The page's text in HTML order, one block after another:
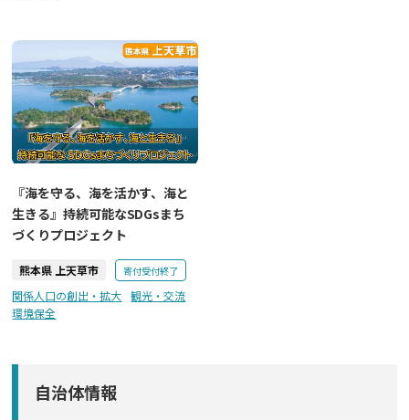
『海を守る、海を活かす、海と
生きる』持続可能なSDGsまち
づくりプロジェクト
熊本県 上天草市 寄付受付終了
関係人口の創出・拡大
観光・交流
環境保全
自治体情報